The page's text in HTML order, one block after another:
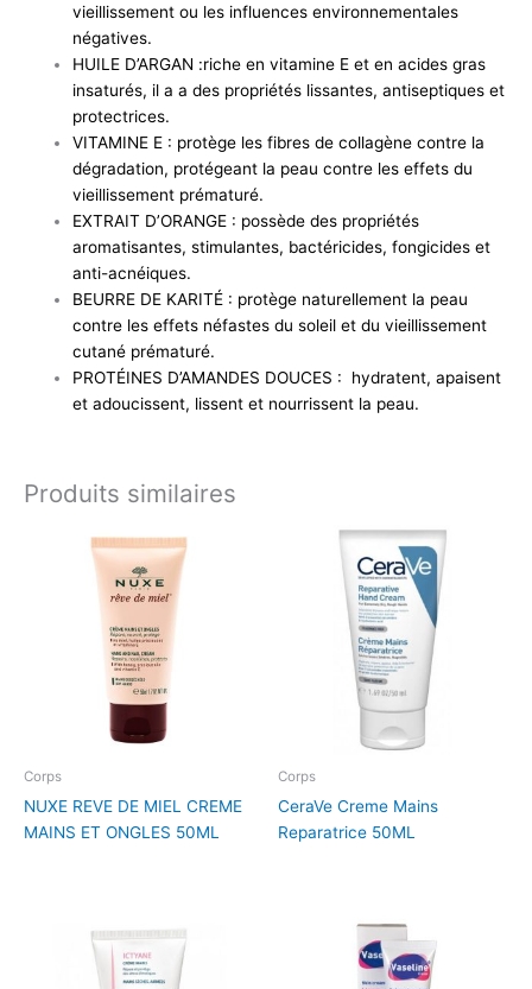
vieillissement ou les influences environnementales
négatives.
HUILE D’ARGAN :riche en vitamine E et en acides gras
insaturés, il a a des propriétés lissantes, antiseptiques et
protectrices.
VITAMINE E : protège les fibres de collagène contre la
dégradation, protégeant la peau contre les effets du
vieillissement prématuré.
EXTRAIT D’ORANGE : possède des propriétés
aromatisantes, stimulantes, bactéricides, fongicides et
anti-acnéiques.
BEURRE DE KARITÉ : protège naturellement la peau
contre les effets néfastes du soleil et du vieillissement
cutané prématuré.
PROTÉINES D’AMANDES DOUCES : hydratent, apaisent
et adoucissent, lissent et nourrissent la peau.
Produits similaires
Corps
NUXE REVE DE MIEL CREME
MAINS ET ONGLES 50ML
Corps
CeraVe Creme Mains
Reparatrice 50ML